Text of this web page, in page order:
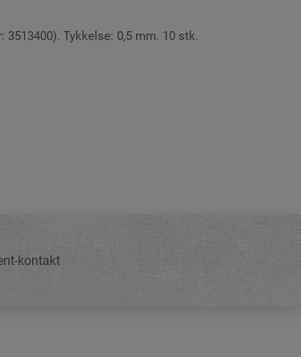
Tykkelse: 0,5 mm. 10 stk.
kontakt